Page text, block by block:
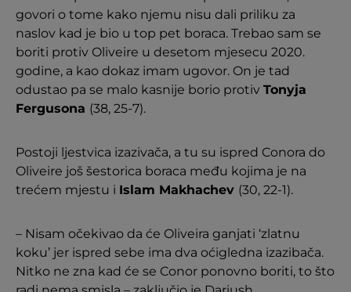
govori o tome kako njemu nisu dali priliku za
naslov kad je bio u top pet boraca. Trebao sam se
boriti protiv Oliveire u desetom mjesecu 2020.
godine, a kao dokaz imam ugovor. On je tad
odustao pa se malo kasnije borio protiv Tonyja
Fergusona (38, 25-7).
Postoji ljestvica izazivača, a tu su ispred Conora do
Oliveire još šestorica boraca među kojima je na
trećem mjestu i Islam Makhachev (30, 22-1).
– Nisam očekivao da će Oliveira ganjati ‘zlatnu
koku’ jer ispred sebe ima dva oćigledna izazibača.
Nitko ne zna kad će se Conor ponovno boriti, to što